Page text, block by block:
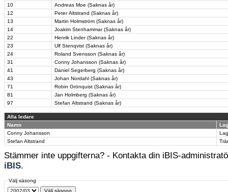
10
Andreas Moe (Saknas år)
12
Peter Altstrand (Saknas år)
13
Martin Holmström (Saknas år)
14
Joakim Stenhammar (Saknas år)
22
Henrik Linder (Saknas år)
23
Ulf Stenqvist (Saknas år)
24
Roland Svensson (Saknas år)
31
Conny Johansson (Saknas år)
41
Daniel Segerberg (Saknas år)
43
Johan Nordahl (Saknas år)
71
Robin Grönquist (Saknas år)
81
Jan Holmberg (Saknas år)
97
Stefan Altstrand (Saknas år)
Alla ledare
Namn
Conny Johansson
Stefan Altstrand
Stämmer inte uppgifterna? - Kontakta din iBIS-
iBIS.
Välj säsong